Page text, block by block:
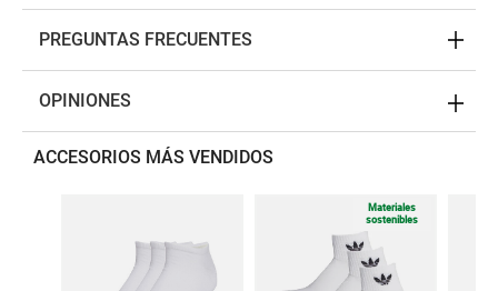
PREGUNTAS FRECUENTES
OPINIONES
ACCESORIOS MÁS VENDIDOS
Materiales
sostenibles